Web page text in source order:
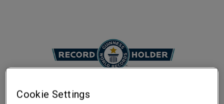
Cookie Settings